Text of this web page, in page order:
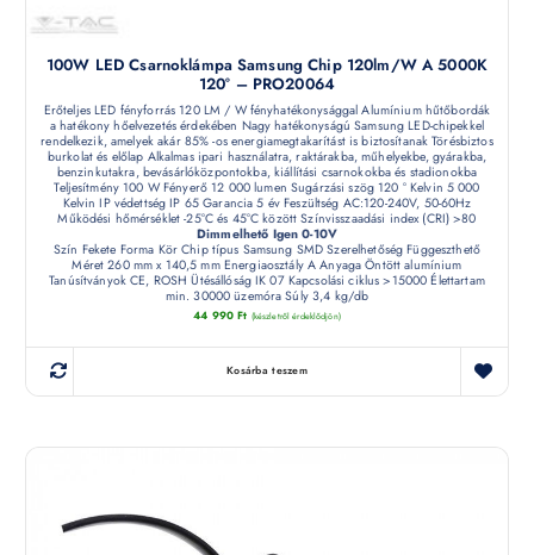
100W LED Csarnoklámpa Samsung Chip 120lm/w A 5000K
120° – PRO20064
Erőteljes LED fényforrás 120 LM / W fényhatékonysággal Alumínium hűtőbordák
a hatékony hőelvezetés érdekében Nagy hatékonyságú Samsung LED-chipekkel
rendelkezik, amelyek akár 85% -os energiamegtakarítást is biztosítanak Törésbiztos
burkolat és előlap Alkalmas ipari használatra, raktárakba, műhelyekbe, gyárakba,
benzinkutakra, bevásárlóközpontokba, kiállítási csarnokokba és stadionokba
Teljesítmény 100 W Fényerő 12 000 lumen Sugárzási szög 120 ° Kelvin 5 000
Kelvin IP védettség IP 65 Garancia 5 év Feszültség AC:120-240V, 50-60Hz
Működési hőmérséklet -25°C és 45°C között Színvisszaadási index (CRI) >80
Dimmelhető Igen 0-10V
Szín Fekete Forma Kör Chip típus Samsung SMD Szerelhetőség Függeszthető
Méret 260 mm x 140,5 mm Energiaosztály A Anyaga Öntött alumínium
Tanúsítványok CE, ROSH Ütésállóság IK 07 Kapcsolási ciklus >15000 Élettartam
min. 30000 üzemóra Súly 3,4 kg/db
44 990Ft (készletről érdeklődjön)
Kosárba teszem